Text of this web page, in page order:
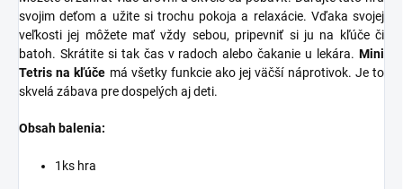
svojim deťom a užite si trochu pokoja a relaxácie. Vďaka svojej
veľkosti jej môžete mať vždy sebou, pripevniť si ju na kľúče či
batoh. Skrátite si tak čas v radoch alebo čakanie u lekára. Mini
Tetris na kľúče má všetky funkcie ako jej väčší náprotivok. Je to
skvelá zábava pre dospelých aj deti.
Obsah balenia:
1ks hra